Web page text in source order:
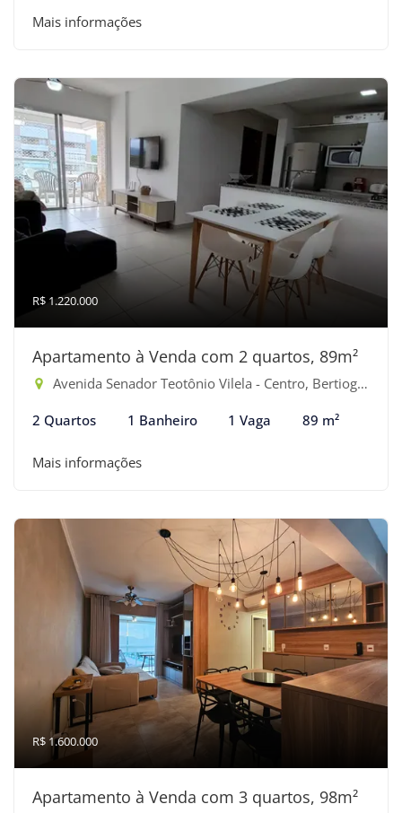
Mais informações
R$ 1.220.000
Apartamento à Venda com 2 quartos, 89m²
Avenida Senador Teotônio Vilela - Centro, Bertioga-SP
2 Quartos 1 Banheiro 1 Vaga 89 m²
Mais informações
R$ 1.600.000
Apartamento à Venda com 3 quartos, 98m²